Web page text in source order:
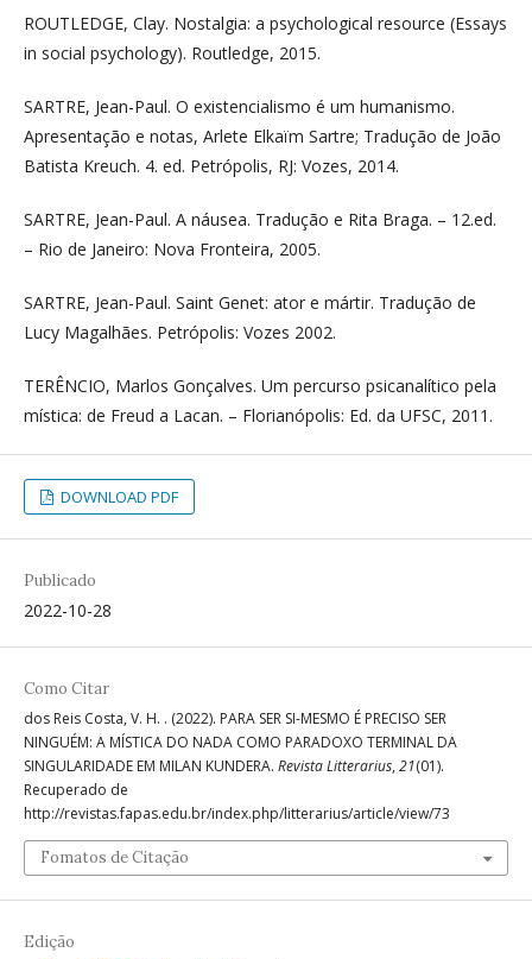
ROUTLEDGE, Clay. Nostalgia: a psychological resource (Essays
in social psychology). Routledge, 2015.
SARTRE, Jean-Paul. O existencialismo é um humanismo.
Apresentação e notas, Arlete Elkaïm Sartre; Tradução de João
Batista Kreuch. 4. ed. Petrópolis, RJ: Vozes, 2014.
SARTRE, Jean-Paul. A náusea. Tradução e Rita Braga. – 12.ed.
– Rio de Janeiro: Nova Fronteira, 2005.
SARTRE, Jean-Paul. Saint Genet: ator e mártir. Tradução de
Lucy Magalhães. Petrópolis: Vozes 2002.
TERÊNCIO, Marlos Gonçalves. Um percurso psicanalítico pela
mística: de Freud a Lacan. – Florianópolis: Ed. da UFSC, 2011.
DOWNLOAD PDF
Publicado
2022-10-28
Como Citar
dos Reis Costa, V. H. . (2022). PARA SER SI-MESMO É PRECISO SER
NINGUÉM: A MÍSTICA DO NADA COMO PARADOXO TERMINAL DA
SINGULARIDADE EM MILAN KUNDERA. Revista Litterarius, 21(01).
Recuperado de
http://revistas.fapas.edu.br/index.php/litterarius/article/view/73
Fomatos de Citação
Edição